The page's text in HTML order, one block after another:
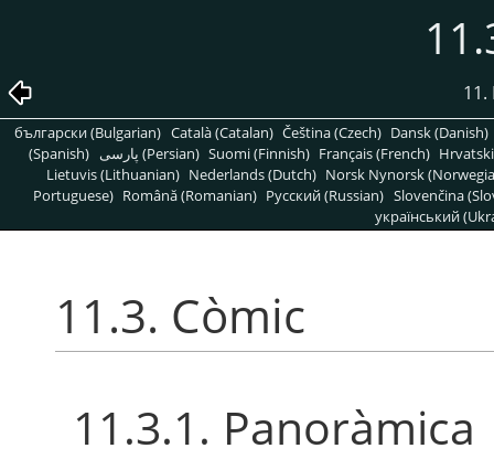
български (Bulgarian) Català (Catalan) Čeština (Czech) Dansk (Danish)
(Spanish)
پارسی (Persian) Suomi (Finnish) Français (French)
Lietuvis (Lithuanian) Nederlands (Dutch) Norsk Nynorsk
Portuguese) Română (Romanian) Pусский (Russian) Slovenčina
український
11.3. Còmic
11.3.1. Panoràmica